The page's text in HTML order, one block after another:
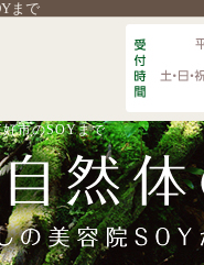
まで
市のSOYまで